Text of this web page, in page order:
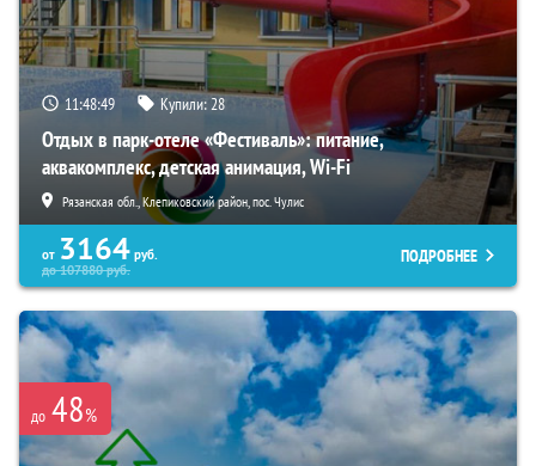
11:48:47 Купили: 28
Отдых в парк-отеле «Фестиваль»: питание,
аквакомплекс, детская анимация, Wi-Fi
Рязанская обл., Клепиковский район, пос. Чулис
от 3164 руб.
до107880руб.
ПОДРОБНЕЕ
до 48%